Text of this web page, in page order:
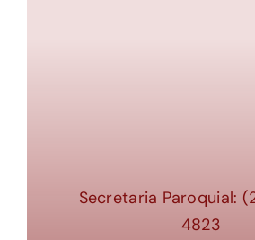
Secretaria Paroquial:
4823